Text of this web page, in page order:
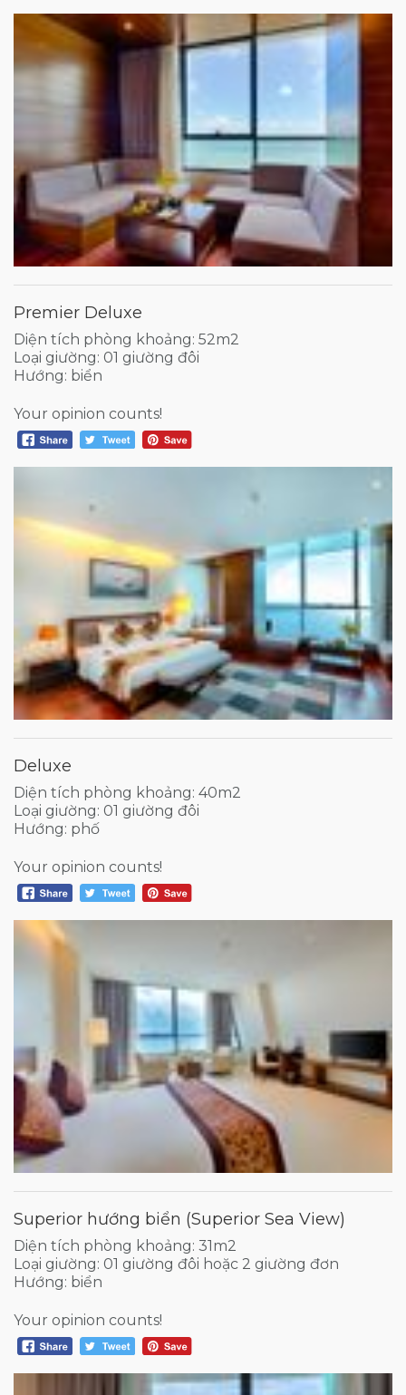
Premier Deluxe
Diện tích phòng khoảng: 52m2
Loại giường: 01 giường đôi
Hướng: biển
Your opinion counts!
Deluxe
Diện tích phòng khoảng: 40m2
Loại giường: 01 giường đôi
Hướng: phố
Your opinion counts!
Superior hướng biển (Superior Sea View)
Diện tích phòng khoảng: 31m2
Loại giường: 01 giường đôi hoặc 2 giường đơn
Hướng: biển
Your opinion counts!